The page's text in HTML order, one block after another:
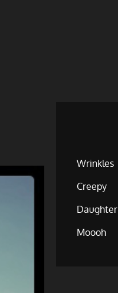
Wrinkles
Creepy
Daughter
Moooh